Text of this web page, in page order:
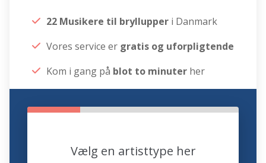
22 Musikere til bryllupper i Danmark
Vores service er gratis og uforpligtende
Kom i gang på blot to minuter her
Vælg en artisttype her